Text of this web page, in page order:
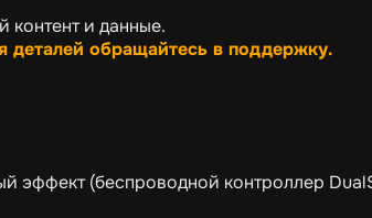
контент и данные.
обращайтесь в поддержку.
эффект (беспроводной контроллер